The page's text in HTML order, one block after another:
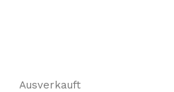
Ausverkauft